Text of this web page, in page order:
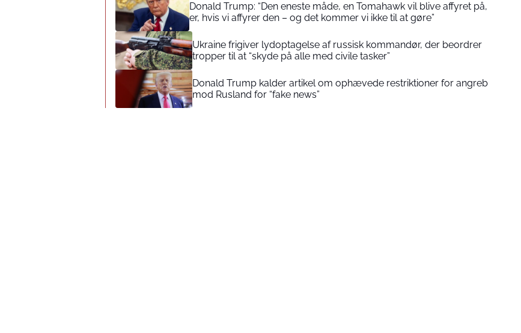
Donald Trump: “Den eneste måde, en Tomahawk vil blive affyret på,
er, hvis vi affyrer den – og det kommer vi ikke til at gøre”
Ukraine frigiver lydoptagelse af russisk kommandør, der beordrer
tropper til at “skyde på alle med civile tasker”
Donald Trump kalder artikel om ophævede restriktioner for angreb
mod Rusland for “fake news”